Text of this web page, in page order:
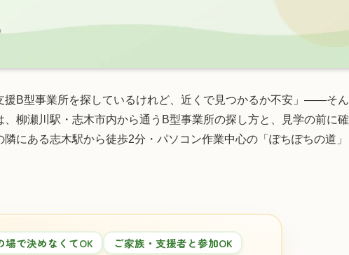
援B型事業所を探しているけれど、近くで見つかるか不安」——そん
柳瀬川駅・志木市内から通うB型事業所の探し方と、見学の前に確
にある志木駅から徒歩2分・パソコン作業中心の「ぽちぽちの道」
場で決めなくてOK ご家族・支援者と参加OK